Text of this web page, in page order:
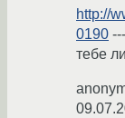
http://
0190
тебе